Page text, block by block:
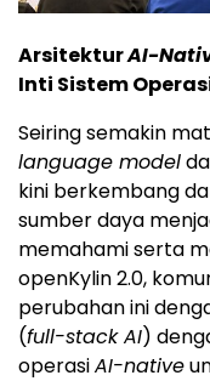
ArsitekturAI-
Inti Sistem
Seiring semakin
language model
kini berkembang
sumber daya
memahami serta
openKylin 2.0,
perubahan ini
(full-stack AI)
operasiAI-native